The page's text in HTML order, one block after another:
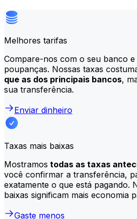
Melhores tarifas
Compare-nos com o seu banco e
poupanças. Nossas taxas
que as dos principais bancos,
sua transferência.
Enviar dinheiro
Taxas mais baixas
Mostramos todas as taxas
você confirmar a transferência,
exatamente o que está pagando.
baixas significam mais economia
Gaste menos